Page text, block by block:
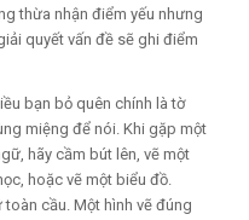
thừa nhận điểm yếu nhưng
quyết vấn đề sẽ ghi điểm
bạn bỏ quên chính là tờ
miệng để nói. Khi gặp một
hãy cầm bút lên, vẽ một
hoặc vẽ một biểu đồ.
cầu. Một hình vẽ đúng